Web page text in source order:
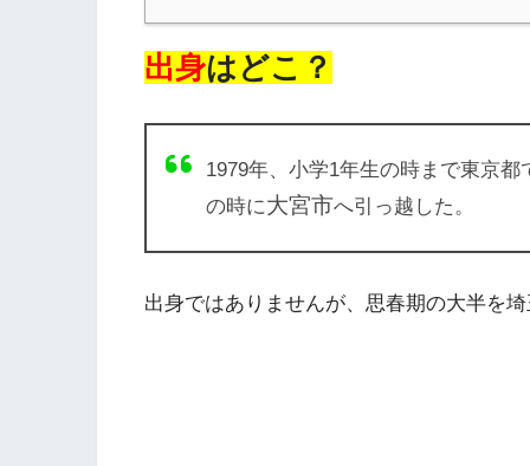
出身はどこ？
1979年、小学1年生の時まで東京
の時に大宮市へ引っ越した。
出身ではありませんが、思春期の大半を